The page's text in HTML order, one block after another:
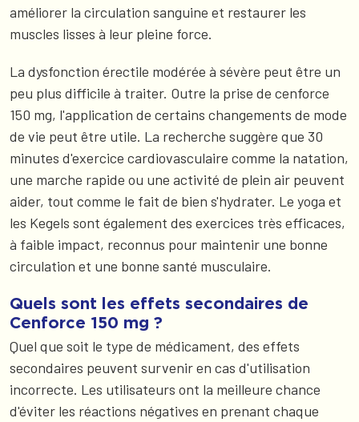
améliorer la circulation sanguine et restaurer les
muscles lisses à leur pleine force.
La dysfonction érectile modérée à sévère peut être un
peu plus difficile à traiter. Outre la prise de cenforce
150 mg, l'application de certains changements de mode
de vie peut être utile. La recherche suggère que 30
minutes d'exercice cardiovasculaire comme la natation,
une marche rapide ou une activité de plein air peuvent
aider, tout comme le fait de bien s'hydrater. Le yoga et
les Kegels sont également des exercices très efficaces,
à faible impact, reconnus pour maintenir une bonne
circulation et une bonne santé musculaire.
Quels sont les effets secondaires de
Cenforce 150 mg ?
Quel que soit le type de médicament, des effets
secondaires peuvent survenir en cas d'utilisation
incorrecte. Les utilisateurs ont la meilleure chance
d'éviter les réactions négatives en prenant chaque